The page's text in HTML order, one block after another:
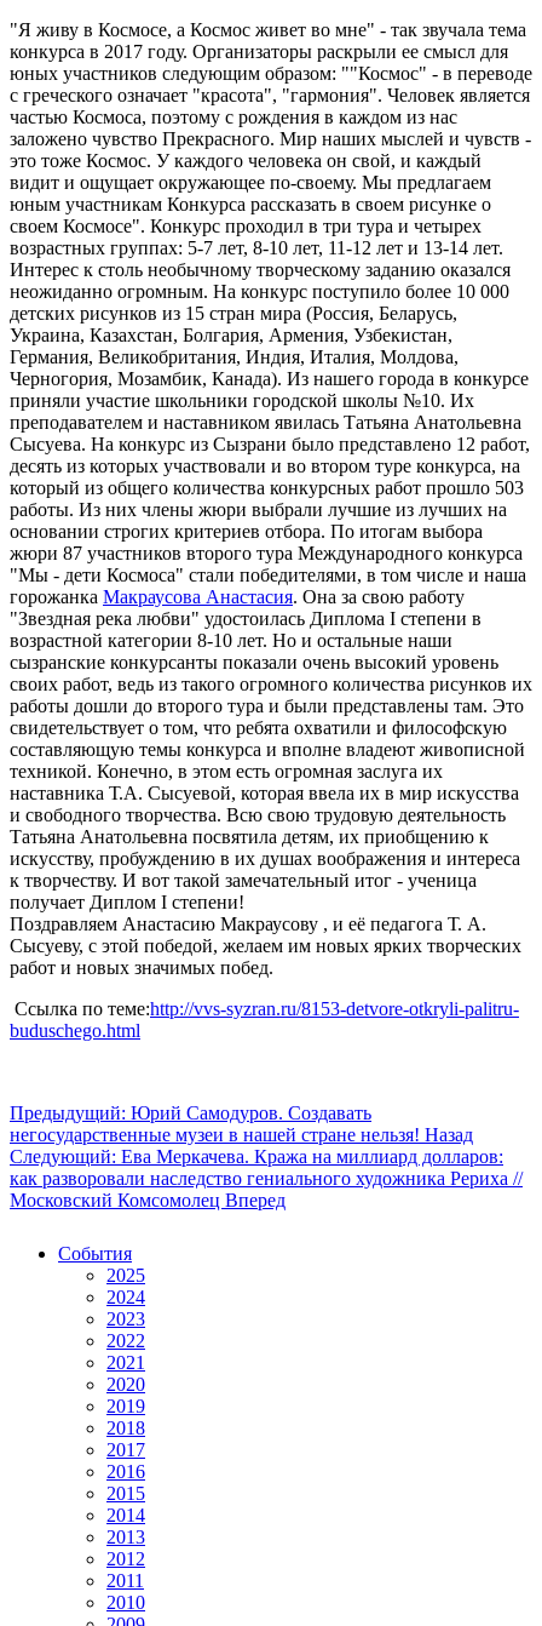
"Я живу в Космосе, а Космос живет во мне" - так звучала тема
конкурса в 2017 году. Организаторы раскрыли ее смысл для
юных участников следующим образом: ""Космос" - в переводе
с греческого означает "красота", "гармония". Человек является
частью Космоса, поэтому с рождения в каждом из нас
заложено чувство Прекрасного. Мир наших мыслей и чувств -
это тоже Космос. У каждого человека он свой, и каждый
видит и ощущает окружающее по-своему. Мы предлагаем
юным участникам Конкурса рассказать в своем рисунке о
своем Космосе". Конкурс проходил в три тура и четырех
возрастных группах: 5-7 лет, 8-10 лет, 11-12 лет и 13-14 лет.
Интерес к столь необычному творческому заданию оказался
неожиданно огромным. На конкурс поступило более 10 000
детских рисунков из 15 стран мира (Россия, Беларусь,
Украина, Казахстан, Болгария, Армения, Узбекистан,
Германия, Великобритания, Индия, Италия, Молдова,
Черногория, Мозамбик, Канада). Из нашего города в конкурсе
приняли участие школьники городской школы №10. Их
преподавателем и наставником явилась Татьяна Анатольевна
Сысуева. На конкурс из Сызрани было представлено 12 работ,
десять из которых участвовали и во втором туре конкурса, на
который из общего количества конкурсных работ прошло 503
работы. Из них члены жюри выбрали лучшие из лучших на
основании строгих критериев отбора. По итогам выбора
жюри 87 участников второго тура Международного конкурса
"Мы - дети Космоса" стали победителями, в том числе и наша
горожанка Макраусова Анастасия. Она за свою работу
"Звездная река любви" удостоилась Диплома I степени в
возрастной категории 8-10 лет. Но и остальные наши
сызранские конкурсанты показали очень высокий уровень
своих работ, ведь из такого огромного количества рисунков их
работы дошли до второго тура и были представлены там. Это
свидетельствует о том, что ребята охватили и философскую
составляющую темы конкурса и вполне владеют живописной
техникой. Конечно, в этом есть огромная заслуга их
наставника Т.А. Сысуевой, которая ввела их в мир искусства
и свободного творчества. Всю свою трудовую деятельность
Татьяна Анатольевна посвятила детям, их приобщению к
искусству, пробуждению в их душах воображения и интереса
к творчеству. И вот такой замечательный итог - ученица
получает Диплом I степени!
Поздравляем Анастасию Макраусову , и её педагога Т. А.
Сысуеву, с этой победой, желаем им новых ярких творческих
работ и новых значимых побед.
Ссылка по теме:http://vvs-syzran.ru/8153-detvore-otkryli-palitru-
buduschego.html
Предыдущий: Юрий Самодуров. Создавать
негосударственные музеи в нашей стране нельзя! Назад
Следующий: Ева Меркачева. Кража на миллиард долларов:
как разворовали наследство гениального художника Рериха //
Московский Комсомолец Вперед
События
2025
2024
2023
2022
2021
2020
2019
2018
2017
2016
2015
2014
2013
2012
2011
2010